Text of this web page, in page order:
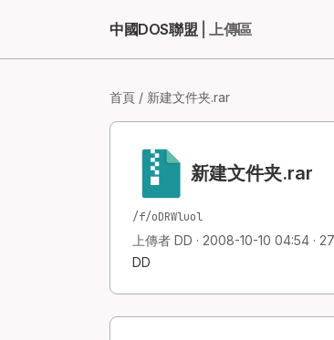
中國DOS聯盟 | 上傳區
首頁 / 新建文件夹.rar
新建文件夹.rar
/f/oDRWluol
上傳者 DD · 2008-10-10 04:54 ·
DD